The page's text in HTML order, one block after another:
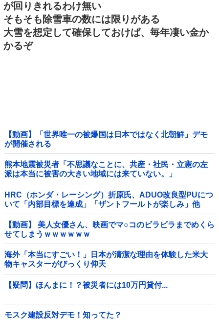
が回りきれるわけ無い
そもそも除雪車の数には限りがある
大雪を想定して確保しておけば、毎年凄い金か
かるぞ
【動画】「世界唯一の被爆国は日本ではなく北朝鮮」デモ
が開催される
熊本地震被災者「不思議なことに、共産・社民・立憲の左
派は本当に被害の大きい地域には来ていない。」
HRC（ホンダ・レーシング）折原氏、ADUO改良型PUにつ
いて「内部目標を達成」「ザントフールトが楽しみ」他
【動画】 美人女優さん、映画でマ○コのビラビラまでめくら
せてしまうｗｗｗｗｗｗ
海外「本当にすごい！」日本が清潔な理由を体験した米大
物キャスターがびっくり仰天
【疑問】ほんまに！？被災者には10万円貸付...
モスク建設反対デモ！知ってた？